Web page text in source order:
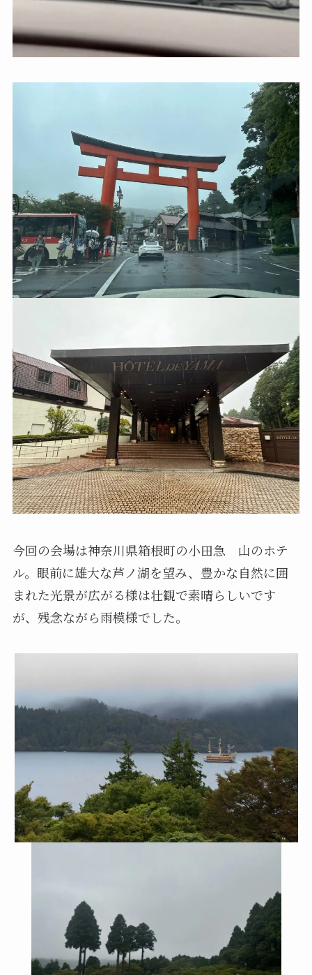
今回の会場は神奈川県箱根町の小田急 山のホテ
ル。眼前に雄大な芦ノ湖を望み、豊かな自然に囲
まれた光景が広がる様は壮観で素晴らしいです
が、残念ながら雨模様でした。